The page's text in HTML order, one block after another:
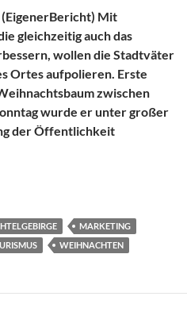
Mit
gleichzeitig auch das
wollen die Stadtväter
Ortes aufpolieren. Erste
zwischen
wurde er unter gro­ßer
der Öffentlichkeit
Laune
MARKETING
WEIHNACHTEN